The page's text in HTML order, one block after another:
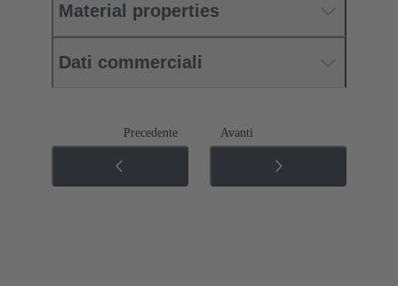
Material properties
Dati commerciali
Precedente Avanti